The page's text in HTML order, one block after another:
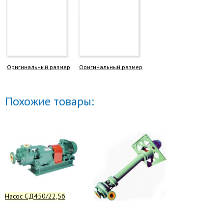
Оригинальный размер Оригинальный размер
Похожие товары:
Насос СД450/22,5б